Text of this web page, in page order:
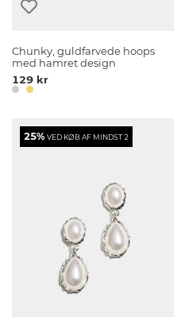
Chunky, guldfarvede hoops
med hamret design
129 kr
25%VED KØB AF MINDST 2